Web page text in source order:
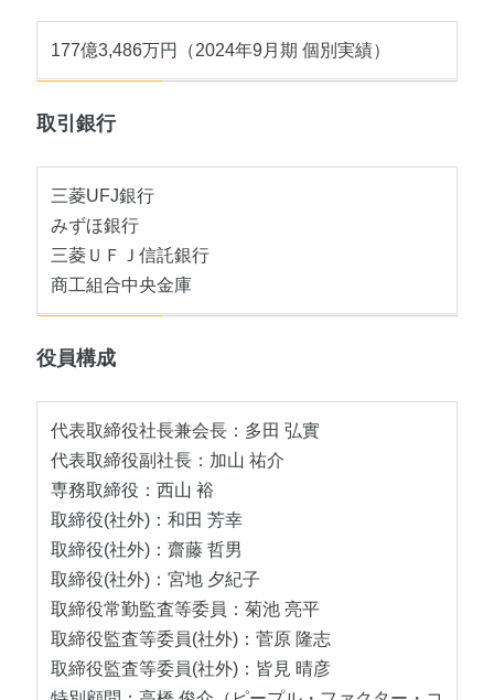
177億3,486万円（2024年9月期 個別実績）
取引銀行
三菱UFJ銀行
みずほ銀行
三菱ＵＦＪ信託銀行
商工組合中央金庫
役員構成
代表取締役社長兼会長：多田 弘實
代表取締役副社長：加山 祐介
専務取締役：西山 裕
取締役(社外)：和田 芳幸
取締役(社外)：齋藤 哲男
取締役(社外)：宮地 夕紀子
取締役常勤監査等委員：菊池 亮平
取締役監査等委員(社外)：菅原 隆志
取締役監査等委員(社外)：皆見 晴彦